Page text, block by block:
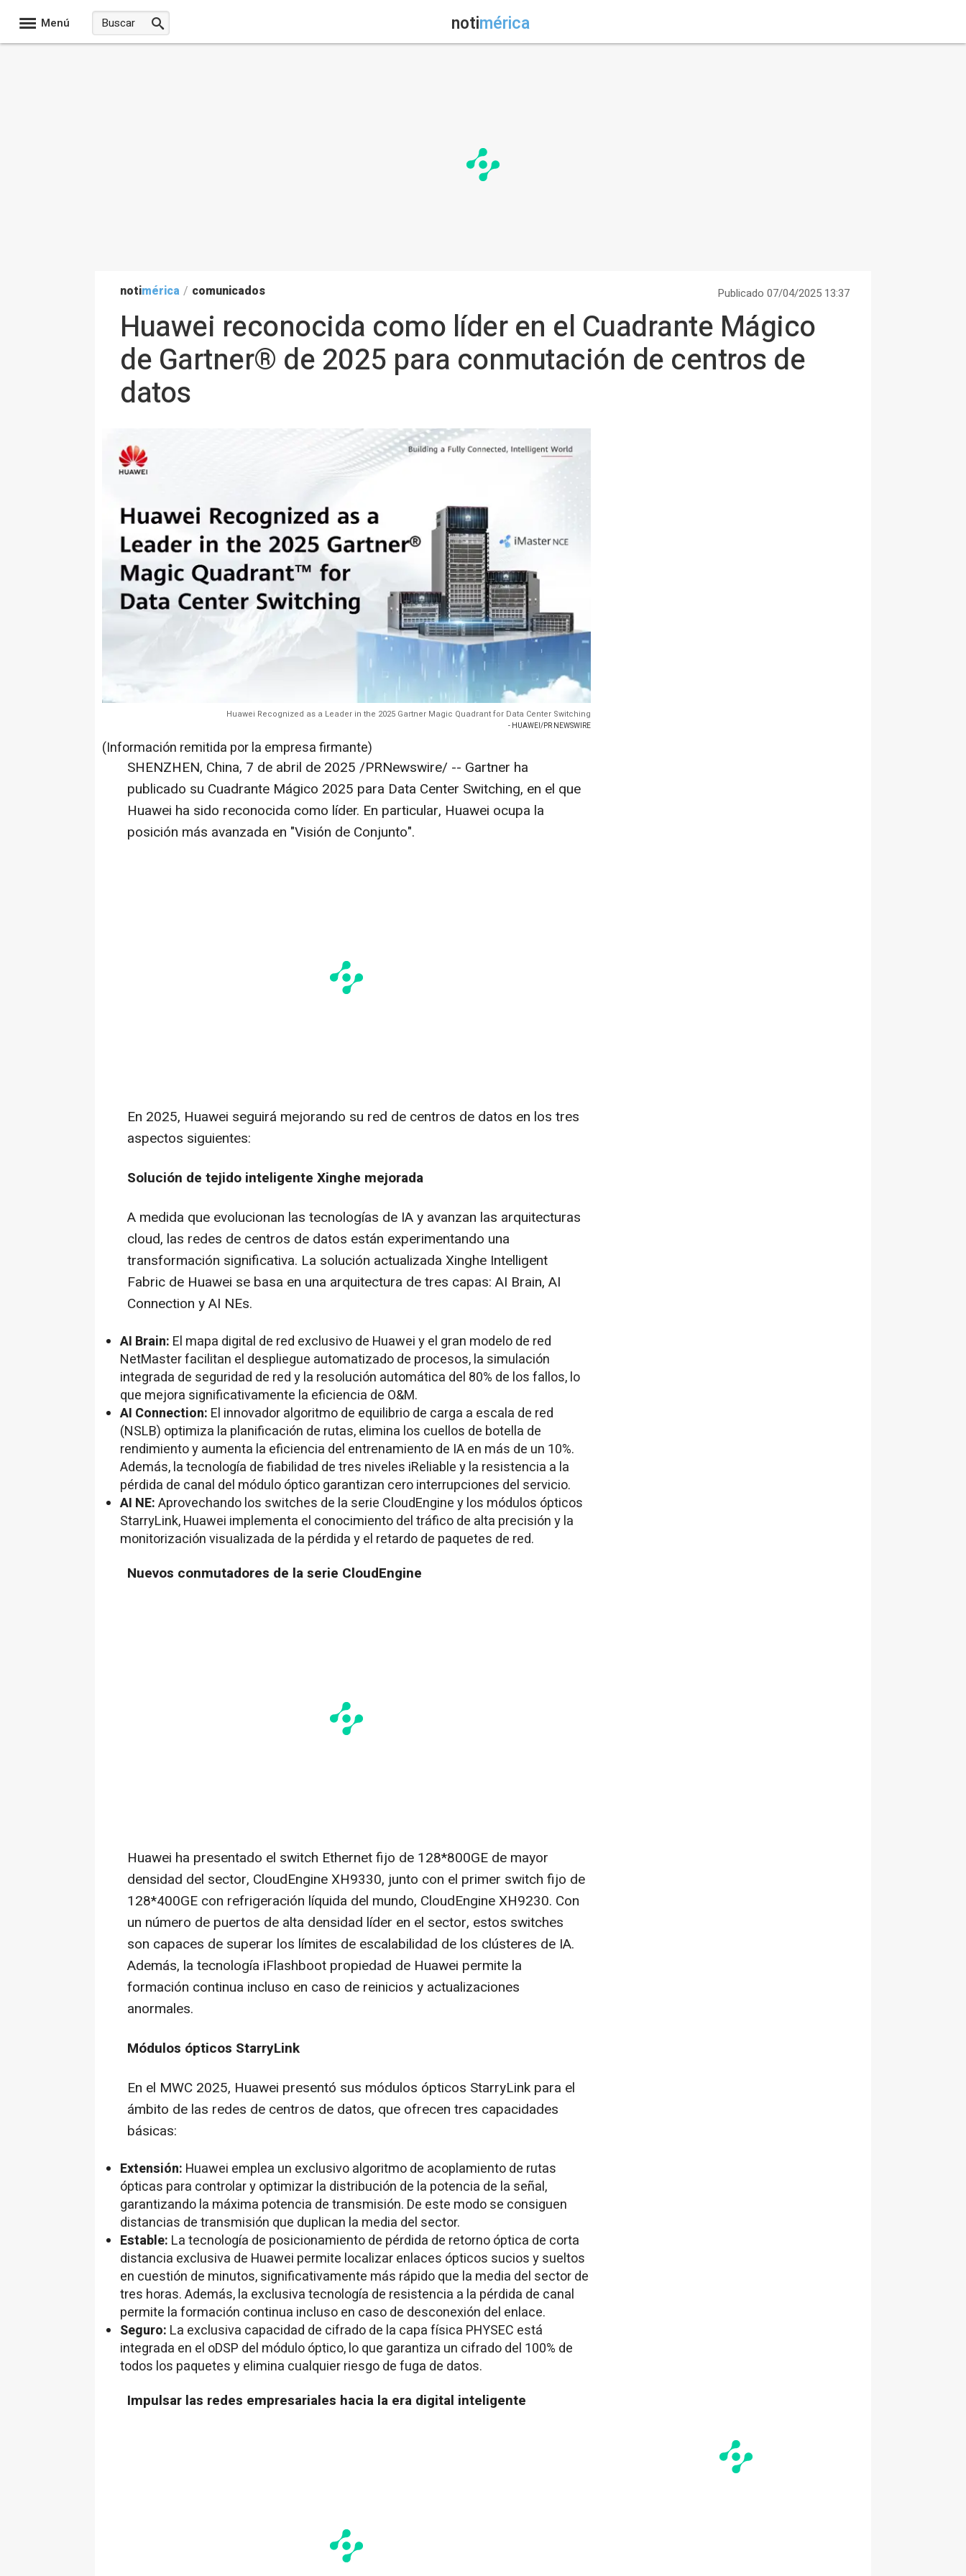
Menú notimérica
notimérica / comunicados Publicado 07/04/2025 13:37
Huawei reconocida como líder en el Cuadrante Mágico
de Gartner® de 2025 para conmutación de centros de
datos
Huawei Recognized as a Leader in the 2025 Gartner Magic Quadrant for Data Center Switching
- HUAWEI/PR NEWSWIRE
(Información remitida por la empresa firmante)
SHENZHEN, China, 7 de abril de 2025 /PRNewswire/ -- Gartner ha
publicado su Cuadrante Mágico 2025 para Data Center Switching, en el que
Huawei ha sido reconocida como líder. En particular, Huawei ocupa la
posición más avanzada en "Visión de Conjunto".
En 2025, Huawei seguirá mejorando su red de centros de datos en los tres
aspectos siguientes:
Solución de tejido inteligente Xinghe mejorada
A medida que evolucionan las tecnologías de IA y avanzan las arquitecturas
cloud, las redes de centros de datos están experimentando una
transformación significativa. La solución actualizada Xinghe Intelligent
Fabric de Huawei se basa en una arquitectura de tres capas: AI Brain, AI
Connection y AI NEs.
AI Brain: El mapa digital de red exclusivo de Huawei y el gran modelo de red
NetMaster facilitan el despliegue automatizado de procesos, la simulación
integrada de seguridad de red y la resolución automática del 80% de los fallos, lo
que mejora significativamente la eficiencia de O&M.
AI Connection: El innovador algoritmo de equilibrio de carga a escala de red
(NSLB) optimiza la planificación de rutas, elimina los cuellos de botella de
rendimiento y aumenta la eficiencia del entrenamiento de IA en más de un 10%.
Además, la tecnología de fiabilidad de tres niveles iReliable y la resistencia a la
pérdida de canal del módulo óptico garantizan cero interrupciones del servicio.
AI NE:Aprovechando los switches de la serie CloudEngine y los módulos ópticos
StarryLink, Huawei implementa el conocimiento del tráfico de alta precisión y la
monitorización visualizada de la pérdida y el retardo de paquetes de red.
Nuevos conmutadores de la serie CloudEngine
Huawei ha presentado el switch Ethernet fijo de 128*800GE de mayor
densidad del sector, CloudEngine XH9330, junto con el primer switch fijo de
128*400GE con refrigeración líquida del mundo, CloudEngine XH9230. Con
un número de puertos de alta densidad líder en el sector, estos switches
son capaces de superar los límites de escalabilidad de los clústeres de IA.
Además, la tecnología iFlashboot propiedad de Huawei permite la
formación continua incluso en caso de reinicios y actualizaciones
anormales.
Módulos ópticos StarryLink
En el MWC 2025, Huawei presentó sus módulos ópticos StarryLink para el
ámbito de las redes de centros de datos, que ofrecen tres capacidades
básicas:
Extensión: Huawei emplea un exclusivo algoritmo de acoplamiento de rutas
ópticas para controlar y optimizar la distribución de la potencia de la señal,
garantizando la máxima potencia de transmisión. De este modo se consiguen
distancias de transmisión que duplican la media del sector.
Estable: La tecnología de posicionamiento de pérdida de retorno óptica de corta
distancia exclusiva de Huawei permite localizar enlaces ópticos sucios y sueltos
en cuestión de minutos, significativamente más rápido que la media del sector de
tres horas. Además, la exclusiva tecnología de resistencia a la pérdida de canal
permite la formación continua incluso en caso de desconexión del enlace.
Seguro: La exclusiva capacidad de cifrado de la capa física PHYSEC está
integrada en el oDSP del módulo óptico, lo que garantiza un cifrado del 100% de
todos los paquetes y elimina cualquier riesgo de fuga de datos.
Impulsar las redes empresariales hacia la era digital inteligente